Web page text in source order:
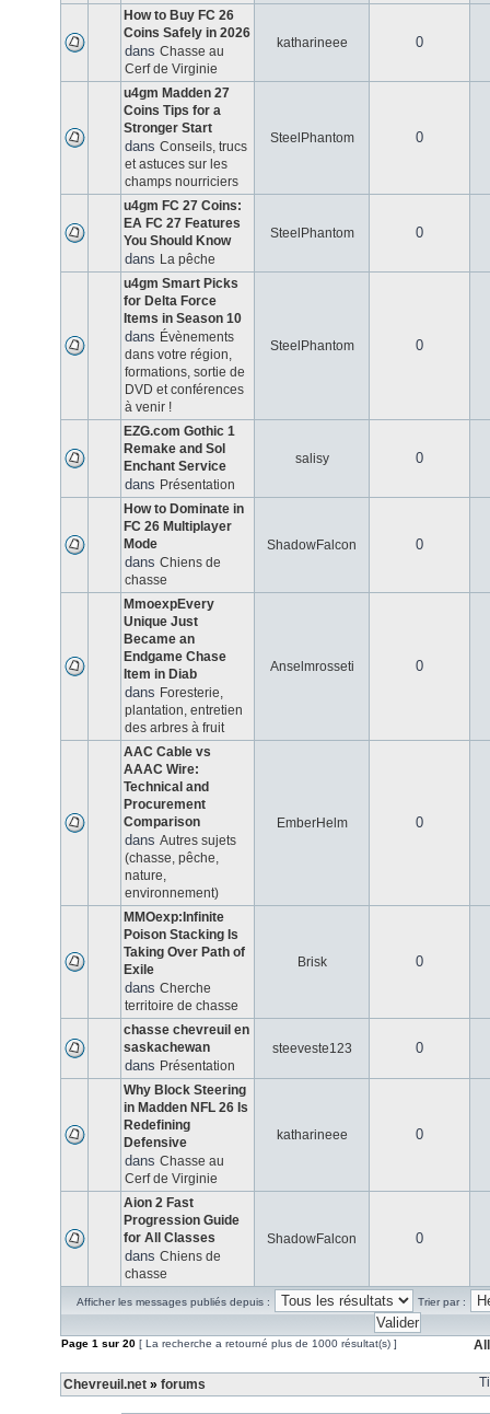
How to Buy FC 26
Coins Safely in 2026
dans Chasse au
Cerf de Virginie
katharineee 0
u4gm Madden 27
Coins Tips for a
Stronger Start
dans Conseils, trucs
et astuces sur les
champs nourriciers
SteelPhantom 0
u4gm FC 27 Coins:
EA FC 27 Features
You Should Know
dans La pêche
SteelPhantom 0
u4gm Smart Picks
for Delta Force
Items in Season 10
dans Évènements
dans votre région,
formations, sortie de
DVD et conférences
à venir !
SteelPhantom 0
EZG.com Gothic 1
Remake and Sol
Enchant Service
dans Présentation
salisy 0
How to Dominate in
FC 26 Multiplayer
Mode
dans Chiens de
chasse
ShadowFalcon 0
MmoexpEvery
Unique Just
Became an
Endgame Chase
Item in Diab
dans Foresterie,
plantation, entretien
des arbres à fruit
Anselmrosseti 0
AAC Cable vs
AAAC Wire:
Technical and
Procurement
Comparison
dans Autres sujets
(chasse, pêche,
nature,
environnement)
EmberHelm 0
MMOexp:Infinite
Poison Stacking Is
Taking Over Path of
Exile
dans Cherche
territoire de chasse
Brisk 0
chasse chevreuil en
saskachewan
dans Présentation
steeveste123 0
Why Block Steering
in Madden NFL 26 Is
Redefining
Defensive
dans Chasse au
Cerf de Virginie
katharineee 0
Aion 2 Fast
Progression Guide
for All Classes
dans Chiens de
chasse
ShadowFalcon 0
Afficher les messages publiés depuis : Trier par :
Page 1 sur 20 [ La recherche a retourné plus de 1000 résultat(s) ]
Chevreuil.net » forums